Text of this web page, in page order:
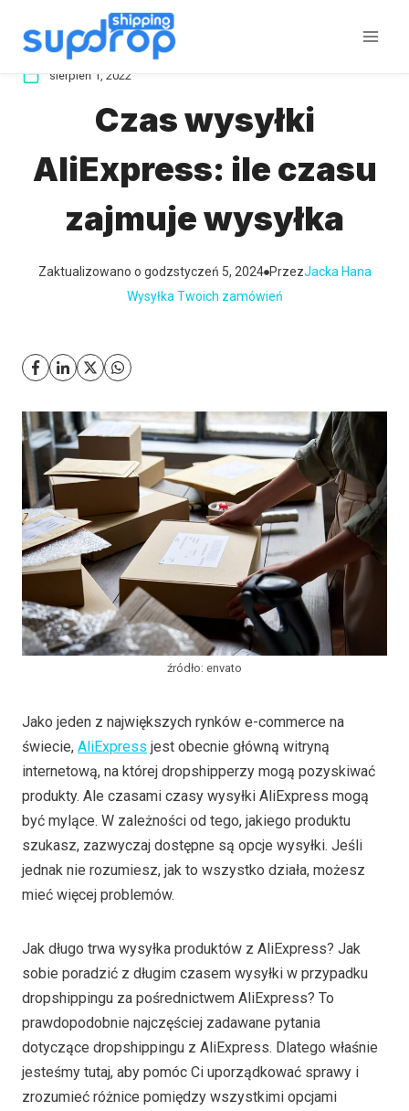
sierpień 1, 2022
Czas wysyłki
AliExpress: ile czasu
zajmuje wysyłka
Zaktualizowano o godzstyczeń 5, 2024 PrzezJacka Hana
Wysyłka Twoich zamówień
źródło: envato
Jako jeden z największych rynków e-commerce na
świecie, AliExpress jest obecnie główną witryną
internetową, na której dropshipperzy mogą pozyskiwać
produkty. Ale czasami czasy wysyłki AliExpress mogą
być mylące. W zależności od tego, jakiego produktu
szukasz, zazwyczaj dostępne są opcje wysyłki. Jeśli
jednak nie rozumiesz, jak to wszystko działa, możesz
mieć więcej problemów.
Jak długo trwa wysyłka produktów z AliExpress? Jak
sobie poradzić z długim czasem wysyłki w przypadku
dropshippingu za pośrednictwem AliExpress? To
prawdopodobnie najczęściej zadawane pytania
dotyczące dropshippingu z AliExpress. Dlatego właśnie
jesteśmy tutaj, aby pomóc Ci uporządkować sprawy i
zrozumieć różnice pomiędzy wszystkimi opcjami